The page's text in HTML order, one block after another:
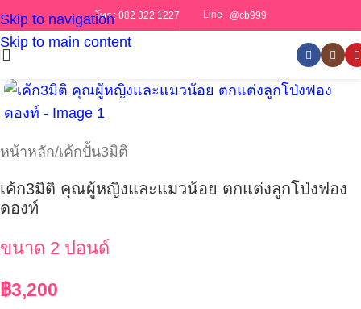
Skip to navigation
Skip to main content
โทร : 082 322 1227 Line : @cb999
หน้าหลัก/เค้กปั้น3มิติ
เค้ก3มิติ คุณผู้หญิงและแมวน้อย ตกแต่งลูกโป่งฟอง
ดองท์
ขนาด 2 ปอนด์
฿3,200